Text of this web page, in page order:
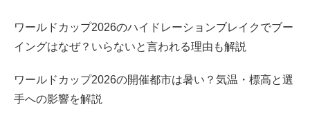
そこで、吉田あかりさんのご両親について調べてみたので
すが、
ご両親についての情報も公表されていないようで、
ワールドカップ2026のハイドレーションブレイクでブー
イングはなぜ？いらないと言われる理由も解説
ワールドカップ2026の開催都市は暑い？気温・標高と選
手への影響を解説